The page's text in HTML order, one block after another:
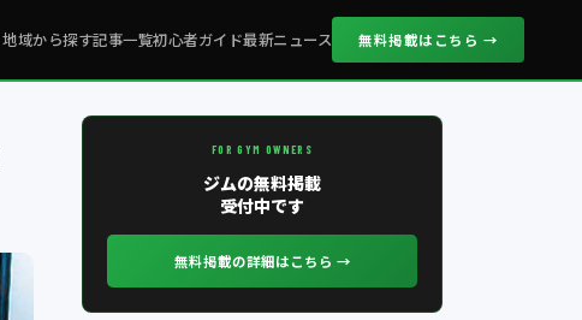
地域から探す記事一覧初心者ガイド最新ニュース 無料掲載はこちら →
FOR GYM OWNERS
ジムの無料掲載
受付中です
無料掲載の詳細はこちら →